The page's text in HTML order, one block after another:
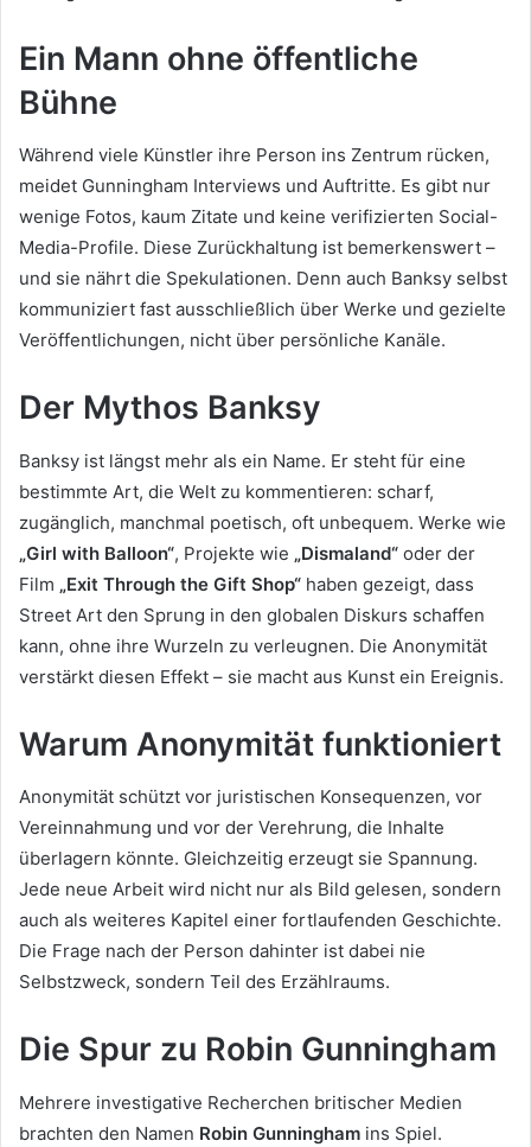
Ein Mann ohne öffentliche
Bühne
Während viele Künstler ihre Person ins Zentrum rücken,
meidet Gunningham Interviews und Auftritte. Es gibt nur
wenige Fotos, kaum Zitate und keine verifizierten Social-
Media-Profile. Diese Zurückhaltung ist bemerkenswert –
und sie nährt die Spekulationen. Denn auch Banksy selbst
kommuniziert fast ausschließlich über Werke und gezielte
Veröffentlichungen, nicht über persönliche Kanäle.
Der Mythos Banksy
Banksy ist längst mehr als ein Name. Er steht für eine
bestimmte Art, die Welt zu kommentieren: scharf,
zugänglich, manchmal poetisch, oft unbequem. Werke wie
„Girl with Balloon“, Projekte wie „Dismaland“ oder der
Film „Exit Through the Gift Shop“ haben gezeigt, dass
Street Art den Sprung in den globalen Diskurs schaffen
kann, ohne ihre Wurzeln zu verleugnen. Die Anonymität
verstärkt diesen Effekt – sie macht aus Kunst ein Ereignis.
Warum Anonymität funktioniert
Anonymität schützt vor juristischen Konsequenzen, vor
Vereinnahmung und vor der Verehrung, die Inhalte
überlagern könnte. Gleichzeitig erzeugt sie Spannung.
Jede neue Arbeit wird nicht nur als Bild gelesen, sondern
auch als weiteres Kapitel einer fortlaufenden Geschichte.
Die Frage nach der Person dahinter ist dabei nie
Selbstzweck, sondern Teil des Erzählraums.
Die Spur zu Robin Gunningham
Mehrere investigative Recherchen britischer Medien
brachten den Namen Robin Gunningham ins Spiel.